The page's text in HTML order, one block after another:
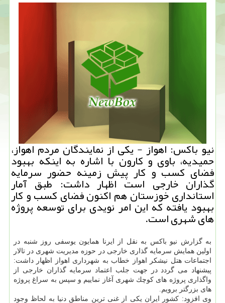
نیو باكس: اهواز - یكی از نمایندگان مردم اهواز،
حمیدیه، باوی و كارون با اشاره به اینكه بهبود
فضای كسب و كار پیش زمینه حضور سرمایه
گذاران خارجی است اظهار داشت: طبق آمار
استانداری خوزستان هم اكنون فضای كسب و كار
بهبود یافته كه این امر نویدی برای توسعه پروژه
های شهری است.
به گزارش نیو باكس به نقل از ایرنا همایون یوسفی روز شنبه در
اولین همایش سرمایه گذاری خارجی در حوزه مدیریت شهری در تالار
اجتماعات هتل نیشكر اهواز خطاب به شهرداری اهواز اظهار داشت:
پیشنهاد می گردد در جهت جلب اعتماد سرمایه گذاران خارجی از
واگذاری پروژه های كوچك شهری آغاز نماییم و سپس به سراغ پروژه
های بزرگتر برویم.
وی افزود: كشور ایران یكی از غنی ترین مناطق دنیا به لحاظ وجود